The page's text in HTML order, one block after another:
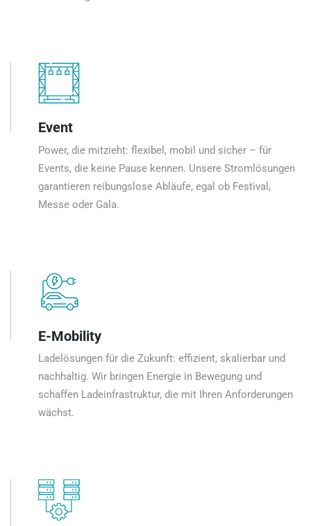
Event
Power, die mitzieht: flexibel, mobil und sicher – für
Events, die keine Pause kennen. Unsere Stromlösungen
garantieren reibungslose Abläufe, egal ob Festival,
Messe oder Gala.
E-Mobility
Ladelösungen für die Zukunft: effizient, skalierbar und
nachhaltig. Wir bringen Energie in Bewegung und
schaffen Ladeinfrastruktur, die mit Ihren Anforderungen
wächst.